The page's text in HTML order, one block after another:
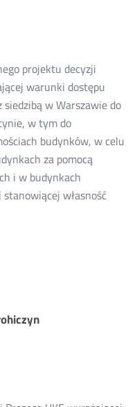
projektu decyzji
warunki dostępu
siedzibą w Warszawie do
w tym do
budynków, w celu
za pomocą
i w budynkach
własność